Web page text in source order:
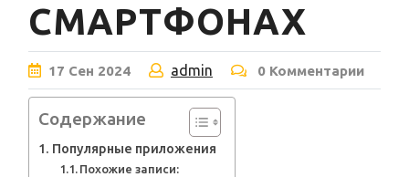
СМАРТФОНАХ
17 Сен 2024 admin 0 Комментарии
Содержание
Популярные приложения
Похожие записи: